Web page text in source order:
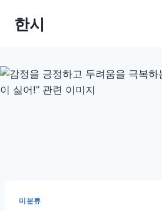
한시
미분류